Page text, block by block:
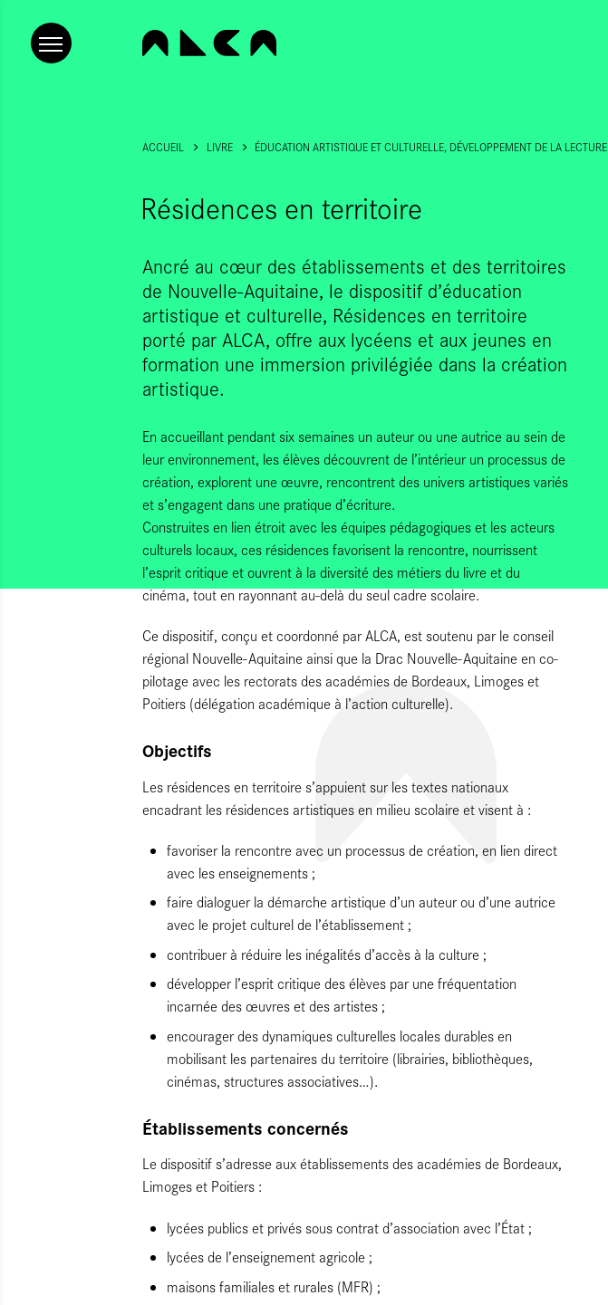
ACCUEIL LIVRE ÉDUCATION ARTISTIQUE ET CULTURELLE, DÉVELOPPEMENT DE LA LECTURE
Résidences en territoire
Ancré au cœur des établissements et des territoires
de Nouvelle-Aquitaine, le dispositif d’éducation
artistique et culturelle, Résidences en territoire
porté par ALCA, offre aux lycéens et aux jeunes en
formation une immersion privilégiée dans la création
artistique.
En accueillant pendant six semaines un auteur ou une autrice au sein de
leur environnement, les élèves découvrent de l’intérieur un processus de
création, explorent une œuvre, rencontrent des univers artistiques variés
et s’engagent dans une pratique d’écriture.
Construites en lien étroit avec les équipes pédagogiques et les acteurs
culturels locaux, ces résidences favorisent la rencontre, nourrissent
l’esprit critique et ouvrent à la diversité des métiers du livre et du
cinéma, tout en rayonnant au-delà du seul cadre scolaire.
Ce dispositif, conçu et coordonné par ALCA, est soutenu par le conseil
régional Nouvelle-Aquitaine ainsi que la Drac Nouvelle-Aquitaine en co-
pilotage avec les rectorats des académies de Bordeaux, Limoges et
Poitiers (délégation académique à l’action culturelle).
Objectifs
Les résidences en territoire s’appuient sur les textes nationaux
encadrant les résidences artistiques en milieu scolaire et visent à :
favoriser la rencontre avec un processus de création, en lien direct
avec les enseignements ;
faire dialoguer la démarche artistique d’un auteur ou d’une autrice
avec le projet culturel de l’établissement ;
contribuer à réduire les inégalités d’accès à la culture ;
développer l’esprit critique des élèves par une fréquentation
incarnée des œuvres et des artistes ;
encourager des dynamiques culturelles locales durables en
mobilisant les partenaires du territoire (librairies, bibliothèques,
cinémas, structures associatives…).
Établissements concernés
Le dispositif s’adresse aux établissements des académies de Bordeaux,
Limoges et Poitiers :
lycées publics et privés sous contrat d’association avec l’État ;
lycées de l’enseignement agricole ;
maisons familiales et rurales (MFR) ;